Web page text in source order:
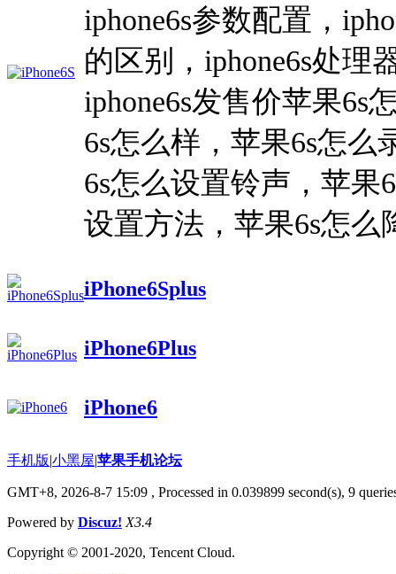
iphone6s参数配置，
的区别，iphone6s处理
iphone6s发售价苹果6s
6s怎么样，苹果6s怎么
6s怎么设置铃声，苹果
设置方法，苹果6s怎么
iPhone6Splus
iPhone6Plus
iPhone6
手机版|小黑屋|苹果手机论坛
GMT+8, 2026-8-7 15:09 , Processed in 0.039899 second(s), 9
Powered by Discuz! X3.4
Copyright © 2001-2020, Tencent Cloud.